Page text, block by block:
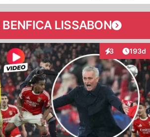
BENFICA LISSABON
3
Interaktionen
193d